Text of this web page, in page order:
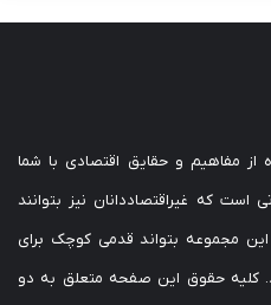
از مفاهیم و حقایق اقتصادی با شما
که غیراقتصاددانان نیز بتوانند
مجموعه بتواند قدمی کوچک برای
کلیه حقوق این صفحه متعلق به دو